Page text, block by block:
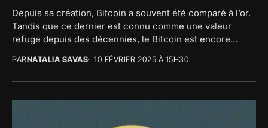
Depuis sa création, Bitcoin a souvent été comparé à l’or.
Tandis que ce dernier est connu comme une valeur
refuge depuis des décennies, le Bitcoin est encore...
PARNATALIA SAVAS 10 FÉVRIER 2025 À 15H30